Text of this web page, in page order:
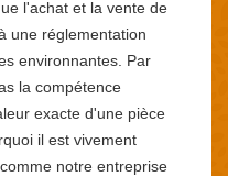
l'achat et la vente de
une réglementation
environnantes. Par
la compétence
exacte d'une pièce
il est vivement
notre entreprise